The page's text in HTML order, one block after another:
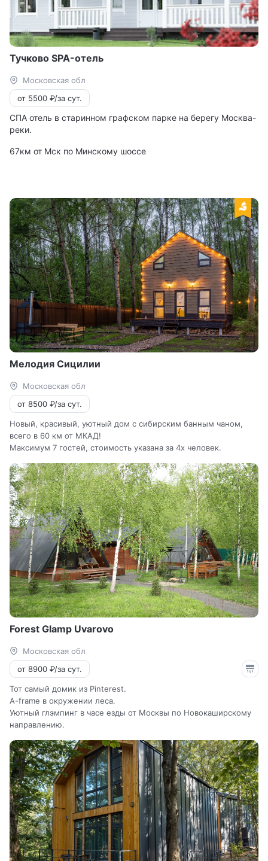
Тучково SPA-отель
Московская обл
от 5500 ₽/за сут.
СПА отель в старинном графском парке на берегу Москва-
реки.
67км от Мск по Минскому шоссе
Мелодия Сицилии
Московская обл
от 8500 ₽/за сут.
Новый, красивый, уютный дом с сибирским банным чаном,
всего в 60 км от МКАД!
Максимум 7 гостей, стоимость указана за 4х человек.
Forest Glamp Uvarovo
Московская обл
от 8900 ₽/за сут.
Тот самый домик из Pinterest.
A-frame в окружении леса.
Уютный глэмпинг в часе езды от Москвы по Новокаширскому
направлению.